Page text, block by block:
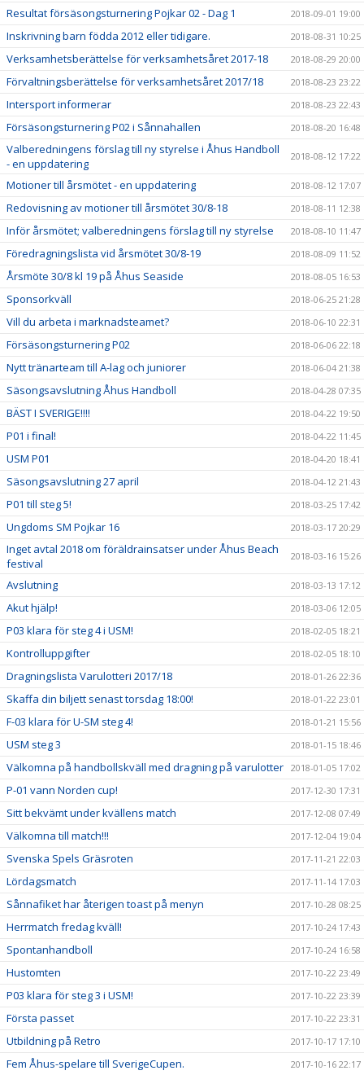
Resultat försäsongsturnering Pojkar 02 - Dag 1 2018-09-01 19:00
Inskrivning barn födda 2012 eller tidigare. 2018-08-31 10:25
Verksamhetsberättelse för verksamhetsåret 2017-18 2018-08-29 20:00
Förvaltningsberättelse för verksamhetsåret 2017/18 2018-08-23 23:22
Intersport informerar 2018-08-23 22:43
Försäsongsturnering P02 i Sånnahallen 2018-08-20 16:48
Valberedningens förslag till ny styrelse i Åhus Handboll
- en uppdatering
2018-08-12 17:22
Motioner till årsmötet - en uppdatering 2018-08-12 17:07
Redovisning av motioner till årsmötet 30/8-18 2018-08-11 12:38
Inför årsmötet; valberedningens förslag till ny styrelse 2018-08-10 11:47
Föredragningslista vid årsmötet 30/8-19 2018-08-09 11:52
Årsmöte 30/8 kl 19 på Åhus Seaside 2018-08-05 16:53
Sponsorkväll 2018-06-25 21:28
Vill du arbeta i marknadsteamet? 2018-06-10 22:31
Försäsongsturnering P02 2018-06-06 22:18
Nytt tränarteam till A-lag och juniorer 2018-06-04 21:38
Säsongsavslutning Åhus Handboll 2018-04-28 07:35
BÄST I SVERIGE!!!! 2018-04-22 19:50
P01 i final! 2018-04-22 11:45
USM P01 2018-04-20 18:41
Säsongsavslutning 27 april 2018-04-12 21:43
P01 till steg 5! 2018-03-25 17:42
Ungdoms SM Pojkar 16 2018-03-17 20:29
Inget avtal 2018 om föräldrainsatser under Åhus Beach
festival
2018-03-16 15:26
Avslutning 2018-03-13 17:12
Akut hjälp! 2018-03-06 12:05
P03 klara för steg 4 i USM! 2018-02-05 18:21
Kontrolluppgifter 2018-02-05 18:10
Dragningslista Varulotteri 2017/18 2018-01-26 22:36
Skaffa din biljett senast torsdag 18:00! 2018-01-22 23:01
F-03 klara för U-SM steg 4! 2018-01-21 15:56
USM steg 3 2018-01-15 18:46
Välkomna på handbollskväll med dragning på varulotter 2018-01-05 17:02
P-01 vann Norden cup! 2017-12-30 17:31
Sitt bekvämt under kvällens match 2017-12-08 07:49
Välkomna till match!!! 2017-12-04 19:04
Svenska Spels Gräsroten 2017-11-21 22:03
Lördagsmatch 2017-11-14 17:03
Sånnafiket har återigen toast på menyn 2017-10-28 08:25
Herrmatch fredag kväll! 2017-10-24 17:43
Spontanhandboll 2017-10-24 16:58
Hustomten 2017-10-22 23:49
P03 klara för steg 3 i USM! 2017-10-22 23:39
Första passet 2017-10-22 23:31
Utbildning på Retro 2017-10-17 17:10
Fem Åhus-spelare till SverigeCupen. 2017-10-16 22:17